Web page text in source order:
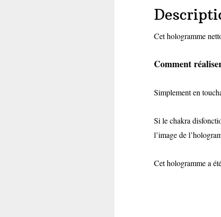
Cet hologramme
Comment
Simplement en
Si le chakra
l’image de
Cet hologramme a